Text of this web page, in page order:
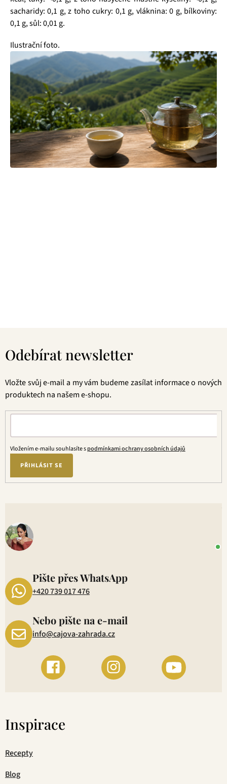
sacharidy: 0,1 g, z toho cukry: 0,1 g, vláknina: 0 g, bílkoviny:
0,1 g, sůl: 0,01 g.
Ilustrační foto.
Odebírat newsletter
Vložte svůj e-mail a my vám budeme zasílat informace o nových
produktech na našem e-shopu.
Vložením e-mailu souhlasíte spodmínkami ochrany osobních údajů
PŘIHLÁSIT SE
Pište přes WhatsApp
+420 739 017 476
Nebo pište na e-mail
info@cajova-zahrada.cz
Inspirace
Recepty
Blog